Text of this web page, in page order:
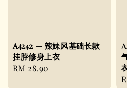
A4242 — 辣妹风基础长款
挂脖修身上衣
Regular
RM 28.90